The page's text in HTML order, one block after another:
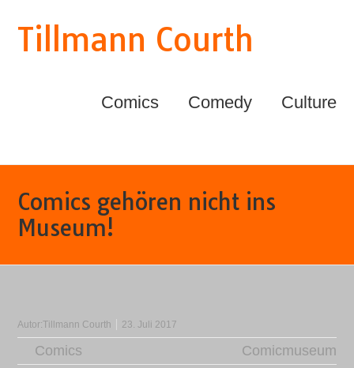
Tillmann Courth
Comics Comedy Culture
Comics gehören nicht ins
Museum!
Autor:Tillmann Courth 23. Juli 2017
Comics Comicmuseum